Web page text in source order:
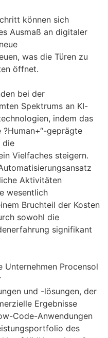
können sich
Ausmaß an digitaler
was die Türen zu
öffnet.
bei der
Spektrums an KI-
indem das
geprägte
die
Vielfaches steigern.
Aktivitäten
wesentlich
Bruchteil der Kosten
sowohl die
signifikant
Procensol
und -lösungen, der
Ergebnisse
Code-Anwendungen
des